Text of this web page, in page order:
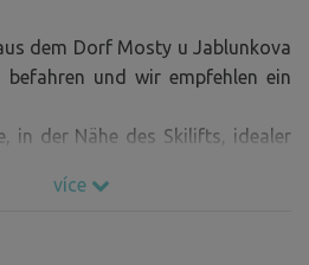
dem Dorf Mosty u Jablunkova
und wir empfehlen ein
in der Nähe des Skilifts, idealer
es ein Metallstativ zum Kochen
mit einem höheren Fahrgestell,
více